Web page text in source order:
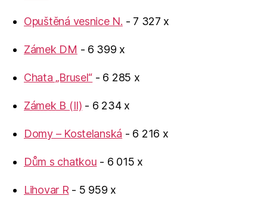
Opuštěná vesnice N. - 7 327 x
Zámek DM - 6 399 x
Chata „Brusel“ - 6 285 x
Zámek B (II) - 6 234 x
Domy – Kostelanská - 6 216 x
Dům s chatkou - 6 015 x
Lihovar R - 5 959 x